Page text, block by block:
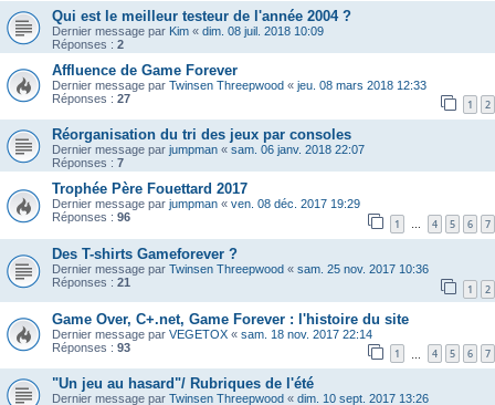
Qui est le meilleur testeur de l'année 2004 ?
Dernier message par Kim « dim. 08 juil. 2018 10:09
Réponses : 2
Affluence de Game Forever
Dernier message par Twinsen Threepwood « jeu. 08 mars 2018 12:33
Réponses : 27 1 2
Réorganisation du tri des jeux par consoles
Dernier message par jumpman « sam. 06 janv. 2018 22:07
Réponses : 7
Trophée Père Fouettard 2017
Dernier message par jumpman « ven. 08 déc. 2017 19:29
Réponses : 96 1 … 4 5 6 7
Des T-shirts Gameforever ?
Dernier message par Twinsen Threepwood « sam. 25 nov. 2017 10:36
Réponses : 21 1 2
Game Over, C+.net, Game Forever : l'histoire du site
Dernier message par VEGETOX « sam. 18 nov. 2017 22:14
Réponses : 93 1 4 5 6 7
"Un jeu au hasard"/ Rubriques de l'été
Dernier message par Twinsen Threepwood « dim. 10 sept. 2017 13:26